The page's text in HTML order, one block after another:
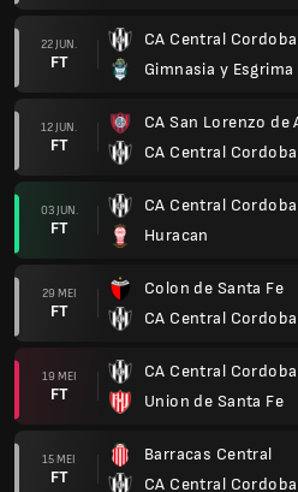
22 JUN.
FT
CA Central Cordoba
Gimnasia y Esgrima
12 JUN.
FT
CA San Lorenzo de
CA Central Cordoba
03 JUN.
FT
CA Central Cordoba
Huracan
29 MEI
FT
Colon de Santa Fe
CA Central Cordoba
19 MEI
FT
CA Central Cordoba
Union de Santa Fe
15 MEI
FT
Barracas Central
CA Central Cordoba